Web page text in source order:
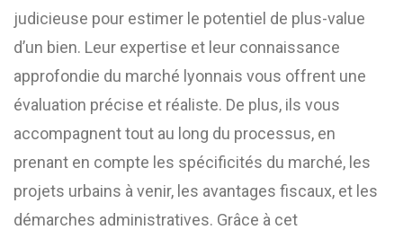
judicieuse pour estimer le potentiel de plus-value
d’un bien. Leur expertise et leur connaissance
approfondie du marché lyonnais vous offrent une
évaluation précise et réaliste. De plus, ils vous
accompagnent tout au long du processus, en
prenant en compte les spécificités du marché, les
projets urbains à venir, les avantages fiscaux, et les
démarches administratives. Grâce à cet